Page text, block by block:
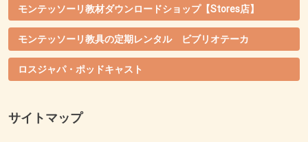
モンテッソーリ教材ダウンロードショップ【Stores店】
モンテッソーリ教具の定期レンタル ビブリオテーカ
ロスジャパ・ポッドキャスト
サイトマップ